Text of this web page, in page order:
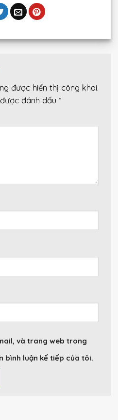
được hiển thị công khai.
đánh dấu *
và trang web trong
bình luận kế tiếp của tôi.